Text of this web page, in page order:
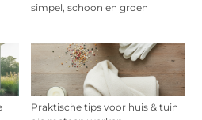
simpel, schoon en groen
Praktische tips voor huis & tuin